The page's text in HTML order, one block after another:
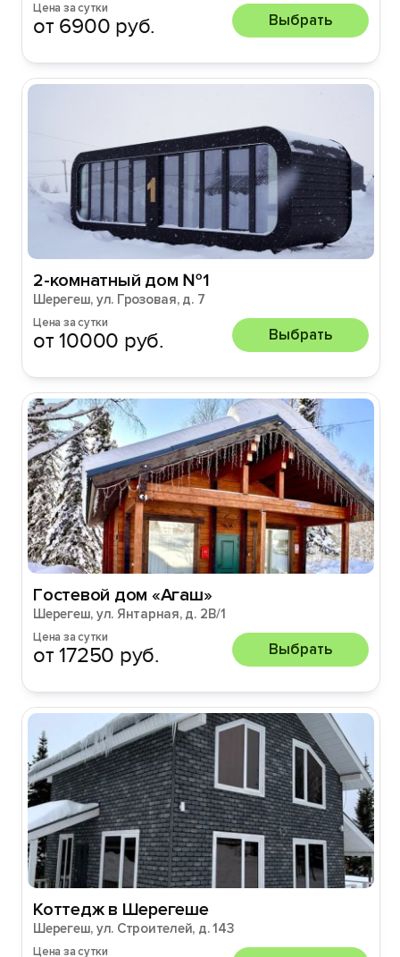
Цена за сутки
от 6900 руб. Выбрать
2-комнатный дом №1
Шерегеш, ул. Грозовая, д. 7
Цена за сутки
от 10000 руб. Выбрать
Гocтeвой дом «Агаш»
Шерегеш, ул. Янтарная, д. 2В/1
Цена за сутки
от 17250 руб. Выбрать
Коттедж в Шерегеше
Шерегеш, ул. Строителей, д. 143
Цена за сутки